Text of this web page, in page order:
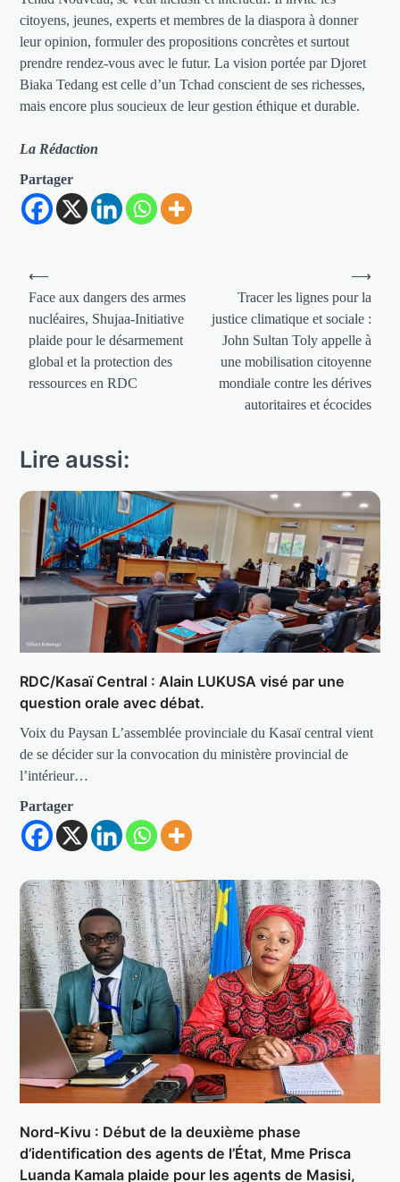
citoyens, jeunes, experts et membres de la diaspora à donner
leur opinion, formuler des propositions concrètes et surtout
prendre rendez-vous avec le futur. La vision portée par Djoret
Biaka Tedang est celle d’un Tchad conscient de ses richesses,
mais encore plus soucieux de leur gestion éthique et durable.
La Rédaction
Partager
Navigation
de
l’article
⟵
Face aux dangers des armes
nucléaires, Shujaa-Initiative
plaide pour le désarmement
global et la protection des
ressources en RDC
Tracer les lignes pour la
justice climatique et sociale :
John Sultan Toly appelle à
une mobilisation citoyenne
mondiale contre les dérives
autoritaires et écocides
⟶
Lire aussi:
RDC/Kasaï Central : Alain LUKUSA visé par une
question orale avec débat.
Voix du Paysan L’assemblée provinciale du Kasaï central vient
de se décider sur la convocation du ministère provincial de
l’intérieur…
Partager
Nord-Kivu : Début de la deuxième phase
d’identification des agents de l’État, Mme Prisca
Luanda Kamala plaide pour les agents de Masisi,